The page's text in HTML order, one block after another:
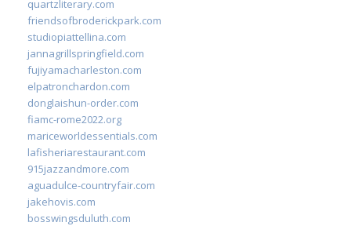
quartzliterary.com
friendsofbroderickpark.com
studiopiattellina.com
jannagrillspringfield.com
fujiyamacharleston.com
elpatronchardon.com
donglaishun-order.com
fiamc-rome2022.org
mariceworldessentials.com
lafisheriarestaurant.com
915jazzandmore.com
aguadulce-countryfair.com
jakehovis.com
bosswingsduluth.com